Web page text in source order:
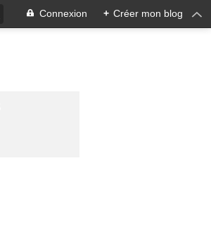
Connexion + Créer mon blog